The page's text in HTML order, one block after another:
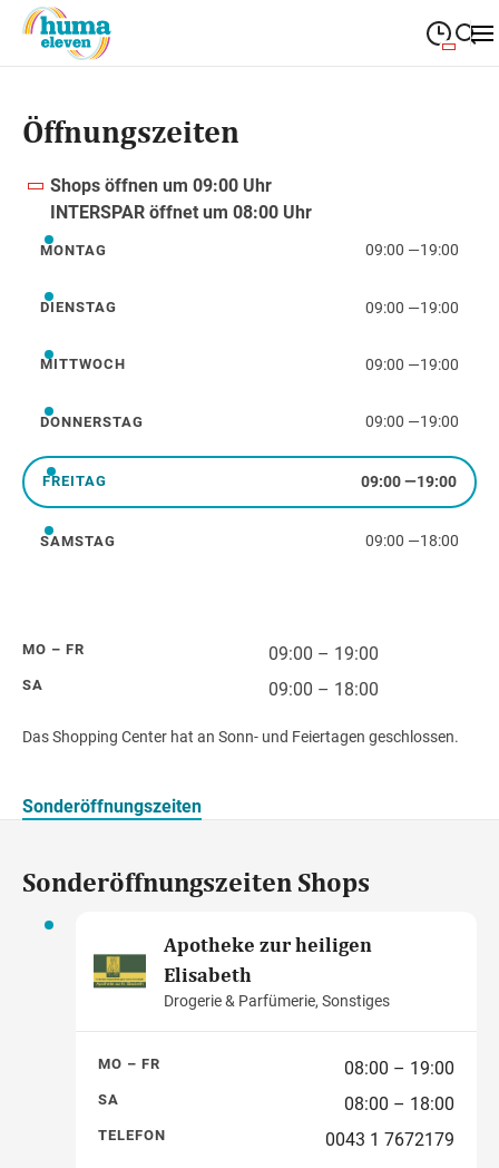
DIENSTAG
Mittwoch
MITTWOCH
Sonderöffnungszeiten
Öffnungszeiten
Shops öffnen um 09:00 Uhr
INTERSPAR öffnet um 08:00 Uhr
Montag
MONTAG 09:00 —19:00
Dienstag
DIENSTAG 09:00 —19:00
Mittwoch
MITTWOCH 09:00 —19:00
Donnerstag
DONNERSTAG 09:00 —19:00
Freitag
FREITAG 09:00—19:00
Samstag
SAMSTAG 09:00 —18:00
MO – FR 09:00 – 19:00
SA 09:00 – 18:00
Das Shopping Center hat an Sonn- und Feiertagen geschlossen.
Sonderöffnungszeiten
Sonderöffnungszeiten Shops
Apotheke zur heiligen
Elisabeth
Drogerie & Parfümerie, Sonstiges
MO – FR 08:00 – 19:00
SA 08:00 – 18:00
TELEFON 0043 1 7672179